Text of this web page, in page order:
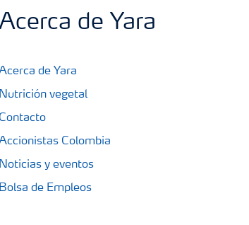
de Yara
de Yara
Nutrición vegetal
Contacto
Colombia
Noticias y eventos
Bolsa de Empleos